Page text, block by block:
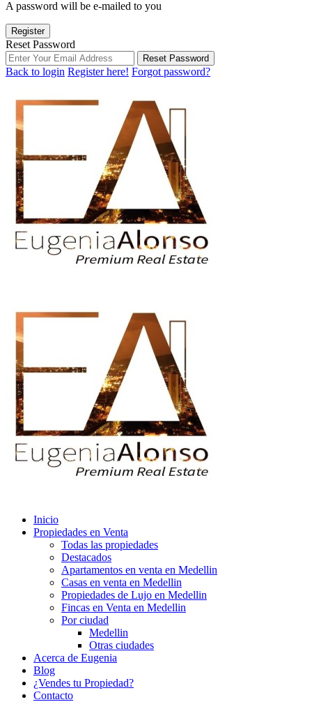
A password will be e-mailed to you
Register
Reset Password
Reset Password
Back to login Register here! Forgot password?
Inicio
Propiedades en Venta
Todas las propiedades
Destacados
Apartamentos en venta en Medellin
Casas en venta en Medellin
Propiedades de Lujo en Medellin
Fincas en Venta en Medellin
Por ciudad
Medellin
Otras ciudades
Acerca de Eugenia
Blog
¿Vendes tu Propiedad?
Contacto